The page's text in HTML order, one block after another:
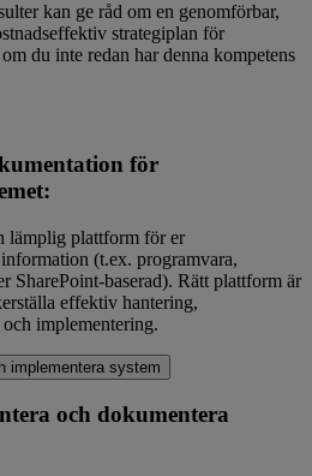
kan ge råd om en genomförbar,
strategiplan för
du inte redan har denna kompetens
för
lämplig plattform för er
(t.ex. programvara,
SharePoint-baserad). Rätt plattform är
effektiv hantering,
implementering.
implementera system
och dokumentera